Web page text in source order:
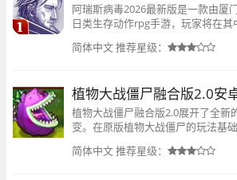
阿瑞斯病毒2026最新版是一款由厦
日类生存动作rpg手游，玩家将在
者烹饪食物，不但需要武装自己
简体中文推荐星级：
植物大战僵尸融合版2.0安
植物大战僵尸融合版2.0展开了全新
变。在原版植物大战僵尸的玩法基
挑战难度加强。
简体中文推荐星级：